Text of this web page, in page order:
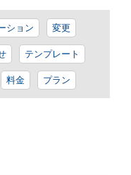
ション 変更
テンプレート
料金 プラン